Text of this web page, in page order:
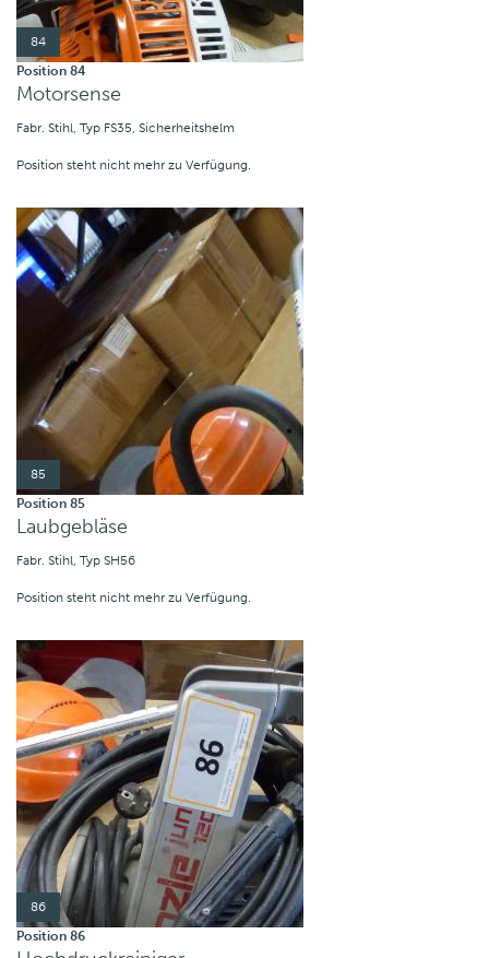
84
Position 84
Motorsense
Fabr. Stihl, Typ FS35, Sicherheitshelm
Position steht nicht mehr zu Verfügung.
85
Position 85
Laubgebläse
Fabr. Stihl, Typ SH56
Position steht nicht mehr zu Verfügung.
86
Position 86